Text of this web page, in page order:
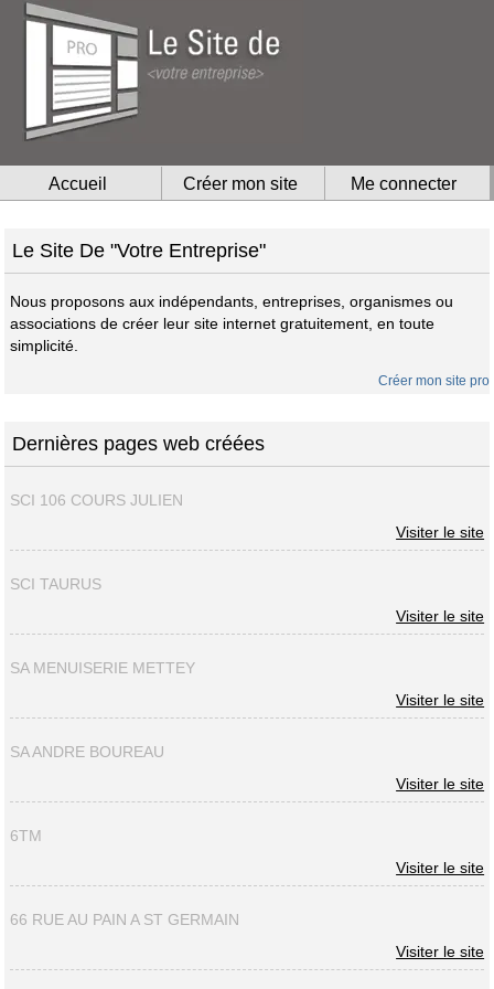
Accueil Créer mon site Me connecter
Le Site De "Votre Entreprise"
Nous proposons aux indépendants, entreprises, organismes ou
associations de créer leur site internet gratuitement, en toute
simplicité.
Créer mon site pro
Dernières pages web créées
SCI 106 COURS JULIEN
Visiter le site
SCI TAURUS
Visiter le site
SA MENUISERIE METTEY
Visiter le site
SA ANDRE BOUREAU
Visiter le site
6TM
Visiter le site
66 RUE AU PAIN A ST GERMAIN
Visiter le site